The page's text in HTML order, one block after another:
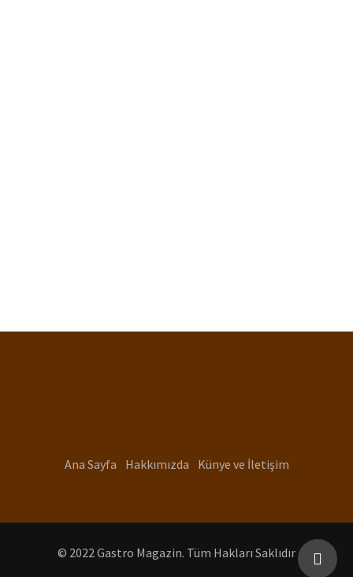
Ana Sayfa Hakkımızda Künye ve İletişim
© 2022 Gastro Magazin. Tüm Hakları Saklıdır